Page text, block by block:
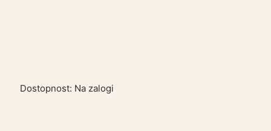
Dostopnost: Na zalogi